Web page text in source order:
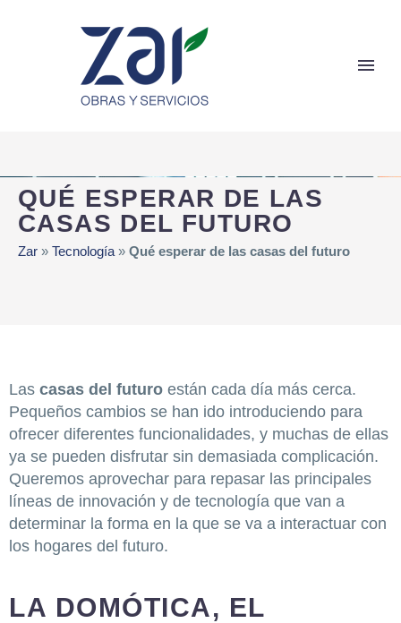
QUÉ ESPERAR DE LAS
CASAS DEL FUTURO
Zar » Tecnología » Qué esperar de las casas del futuro
Las casas del futuro están cada día más cerca.
Pequeños cambios se han ido introduciendo para
ofrecer diferentes funcionalidades, y muchas de ellas
ya se pueden disfrutar sin demasiada complicación.
Queremos aprovechar para repasar las principales
líneas de innovación y de tecnología que van a
determinar la forma en la que se va a interactuar con
los hogares del futuro.
LA DOMÓTICA, EL